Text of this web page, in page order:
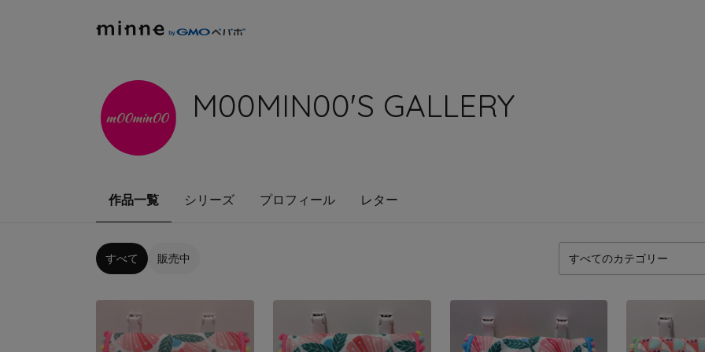
M00MIN00'S GALLERY
作品一覧 シリーズ プロフィール レター
すべて 販売中